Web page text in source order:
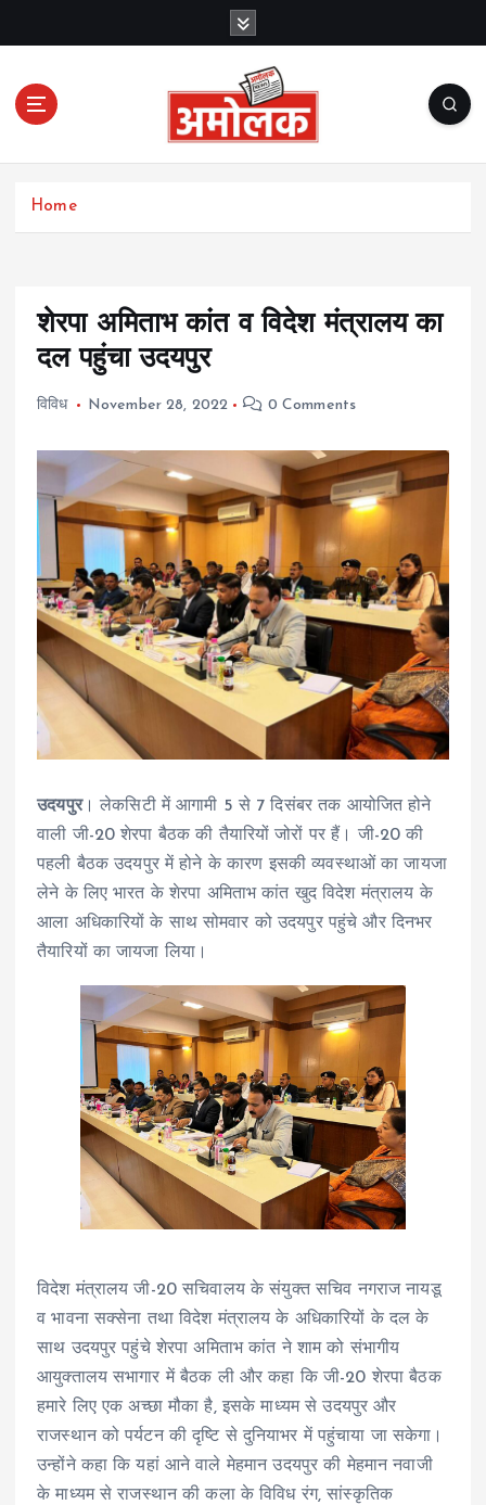
c
Amolak News
Home
शेरपा अमिताभ कांत व विदेश मंत्रालय का
दल पहुंचा उदयपुर
विविध November 28, 2022 0 Comments
उदयपुर। लेकसिटी में आगामी 5 से 7 दिसंबर तक आयोजित होने
वाली जी-20 शेरपा बैठक की तैयारियों जोरों पर हैं। जी-20 की
पहली बैठक उदयपुर में होने के कारण इसकी व्यवस्थाओं का जायजा
लेने के लिए भारत के शेरपा अमिताभ कांत खुद विदेश मंत्रालय के
आला अधिकारियों के साथ सोमवार को उदयपुर पहुंचे और दिनभर
तैयारियों का जायजा लिया।
विदेश मंत्रालय जी-20 सचिवालय के संयुक्त सचिव नगराज नायडू
व भावना सक्सेना तथा विदेश मंत्रालय के अधिकारियों के दल के
साथ उदयपुर पहुंचे शेरपा अमिताभ कांत ने शाम को संभागीय
आयुक्तालय सभागार में बैठक ली और कहा कि जी-20 शेरपा बैठक
हमारे लिए एक अच्छा मौका है, इसके माध्यम से उदयपुर और
राजस्थान को पर्यटन की दृष्टि से दुनियाभर में पहुंचाया जा सकेगा।
उन्होंने कहा कि यहां आने वाले मेहमान उदयपुर की मेहमान नवाजी
के माध्यम से राजस्थान की कला के विविध रंग, सांस्कृतिक